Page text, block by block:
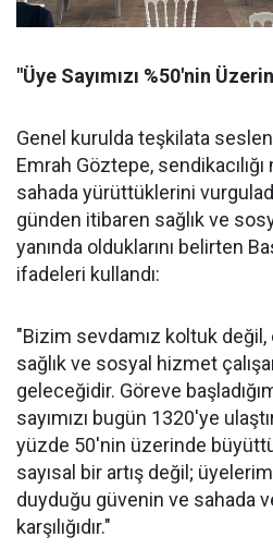
"Üye Sayımızı %50'nin
Genel kurulda teşkilata
Emrah Göztepe,
sahada yürüttüklerini
günden itibaren sağlık ve
yanında olduklarını belirten
ifadeleri kullandı:
"Bizim sevdamız koltuk değil,
sağlık ve sosyal hizmet
geleceğidir. Göreve
sayımızı bugün 1320'ye
yüzde 50'nin üzerinde
sayısal bir artış değil;
duyduğu güvenin ve sahada
karşılığıdır."